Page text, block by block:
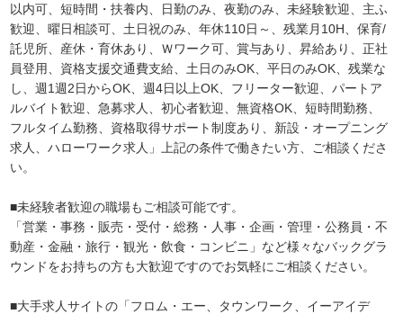
以内可、短時間・扶養内、日勤のみ、夜勤のみ、未経験歓迎、主ふ
歓迎、曜日相談可、土日祝のみ、年休110日～、残業月10H、保育/
託児所、産休・育休あり、Ｗワーク可、賞与あり、昇給あり、正社
員登用、資格支援交通費支給、土日のみOK、平日のみOK、残業な
し、週1週2日からOK、週4日以上OK、フリーター歓迎、パートア
ルバイト歓迎、急募求人、初心者歓迎、無資格OK、短時間勤務、
フルタイム勤務、資格取得サポート制度あり、新設・オープニング
求人、ハローワーク求人」上記の条件で働きたい方、ご相談くださ
い。
■未経験者歓迎の職場もご相談可能です。
「営業・事務・販売・受付・総務・人事・企画・管理・公務員・不
動産・金融・旅行・観光・飲食・コンビニ」など様々なバックグラ
ウンドをお持ちの方も大歓迎ですのでお気軽にご相談ください。
■大手求人サイトの「フロム・エー、タウンワーク、イーアイデ